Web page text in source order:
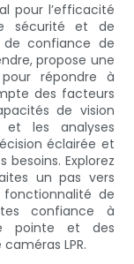
pour l’efficacité
sécurité et de
de confiance de
propose une
répondre à
des facteurs
de vision
et les analyses
éclairée et
besoins. Explorez
un pas vers
de
confiance à
pointe et des
LPR.